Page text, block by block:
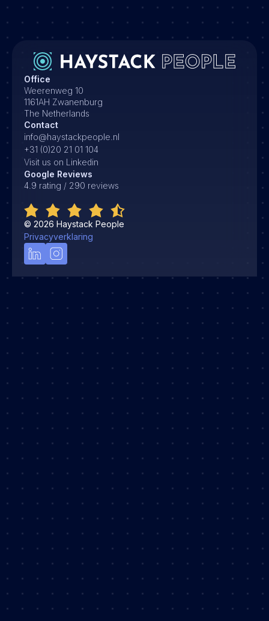
Office
Weerenweg 10
1161AH Zwanenburg
The Netherlands
Contact
info@haystackpeople.nl
+31 (0)20 21 01 104
Visit us on Linkedin
Google Reviews
4.9 rating / 290 reviews
© 2026 Haystack People
Privacyverklaring